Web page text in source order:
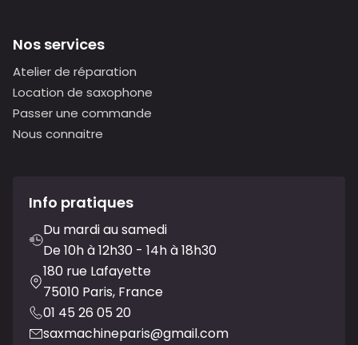
Nos services
Atelier de réparation
Location de saxophone
Passer une commande
Nous connaitre
Info pratiques
Du mardi au samedi
De 10h à 12h30 - 14h à 18h30
180 rue Lafayette
75010 Paris, France
01 45 26 05 20
saxmachineparis@gmail.com